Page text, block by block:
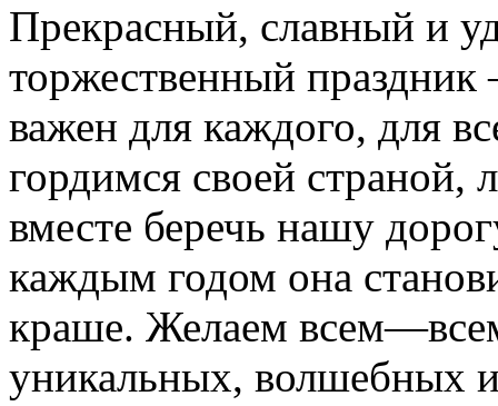
Прекрасный, славный и
торжественный
важен для каждого, для
гордимся своей страной,
вместе беречь нашу
каждым годом она
краше. Желаем
уникальных, волшебных